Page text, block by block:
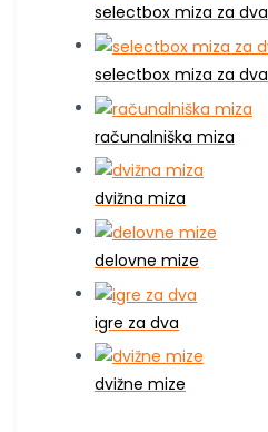
selectbox miza za dva
selectbox miza za dva
računalniška miza
dvižna miza
delovne mize
igre za dva
dvižne mize